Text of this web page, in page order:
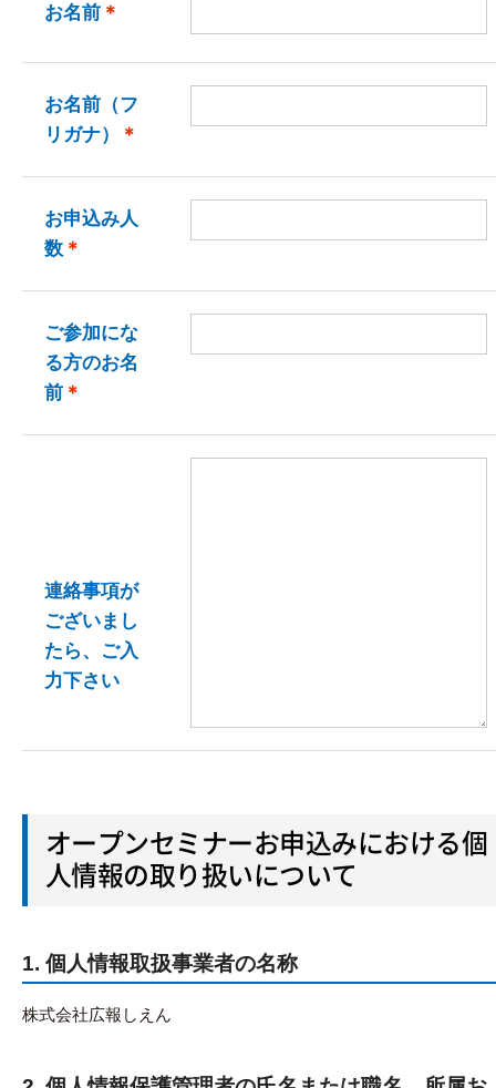
お名前 ＊
お名前（フ
リガナ）
＊
お申込み人
数 ＊
ご参加にな
る方のお名
前 ＊
連絡事項が
ございまし
たら、ご入
力下さい
オープンセミナーお申込みにおける個
人情報の取り扱いについて
1. 個人情報取扱事業者の名称
株式会社広報しえん